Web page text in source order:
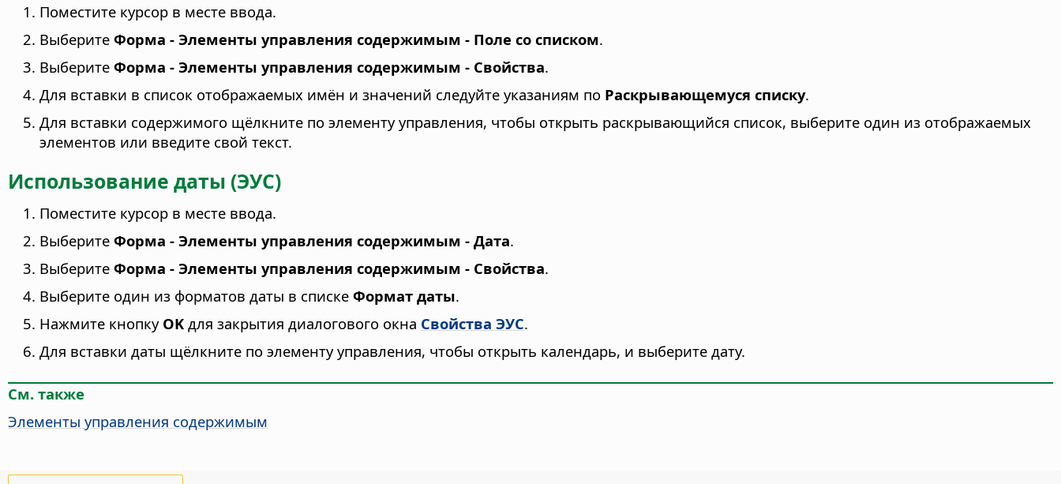
Поместите курсор в месте ввода.
Выберите Форма - Элементы управления содержимым - Поле со списком.
Выберите Форма - Элементы управления содержимым - Свойства.
Для вставки в список отображаемых имён и значений следуйте указаниям по Раскрывающемуся списку.
Для вставки содержимого щёлкните по элементу управления, чтобы открыть раскрывающийся список, выберите один из отображаемых
элементов или введите свой текст.
Использование даты (ЭУС)
Поместите курсор в месте ввода.
Выберите Форма - Элементы управления содержимым - Дата.
Выберите Форма - Элементы управления содержимым - Свойства.
Выберите один из форматов даты в списке Формат даты.
Нажмите кнопку OK для закрытия диалогового окна Свойства ЭУС.
Для вставки даты щёлкните по элементу управления, чтобы открыть календарь, и выберите дату.
См. также
Элементы управления содержимым